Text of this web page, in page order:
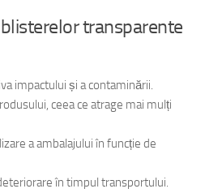
transparente
impactului și a contaminării.
ceea ce atrage mai mulți
a ambalajului în funcție de
în timpul transportului.